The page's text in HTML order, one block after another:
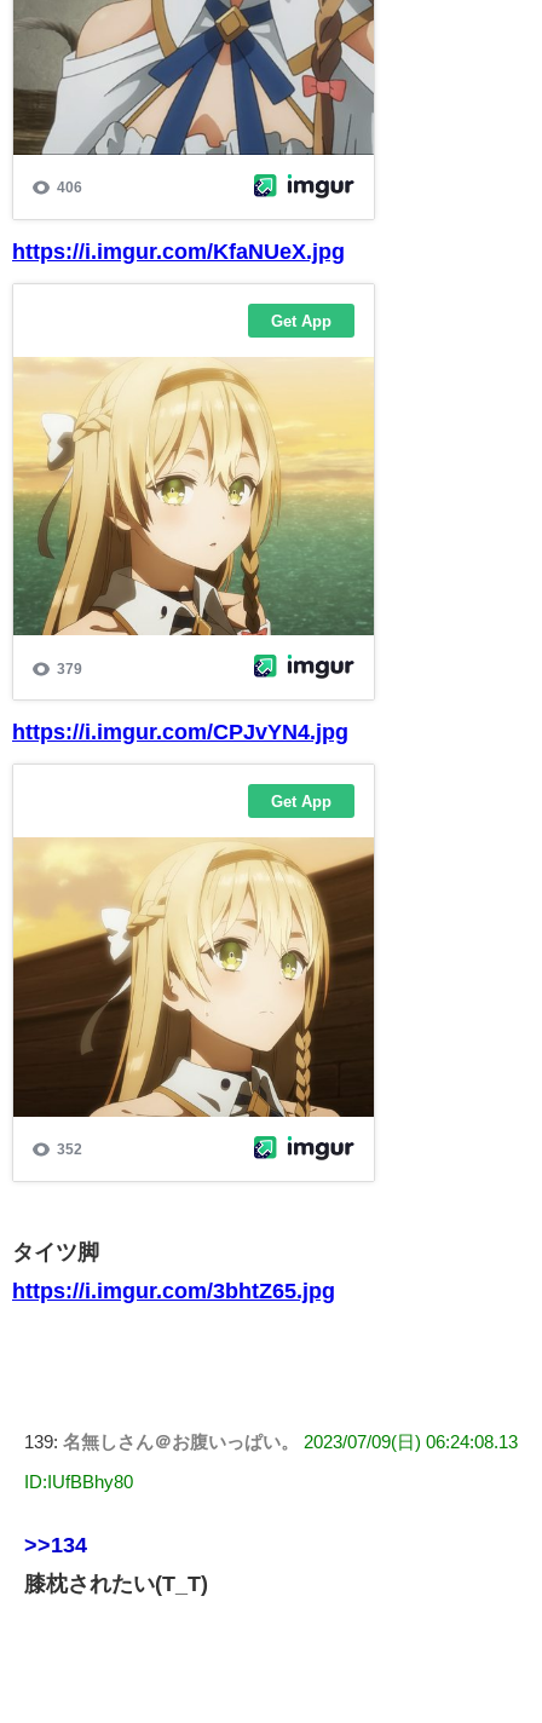
https://i.imgur.com/KfaNUeX.jpg
https://i.imgur.com/CPJvYN4.jpg
タイツ脚
https://i.imgur.com/3bhtZ65.jpg
139: 名無しさん＠お腹いっぱい。 2023/07/09(日) 06:24:08.13
ID:IUfBBhy80
>>134
膝枕されたい(T_T)